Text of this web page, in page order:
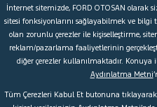
OPEL
PEUGEOT
RENAULT
SKODA
Parça
No
İkinci El Garanti
Kampanyalar
Kredi Hesaplama & Başvuru
İnternet sitemizde, FORD OTOSAN
sitesi fonksiyonlarını sağlayabilmek ve
olan zorunlu çerezler ile kişiselleştirme,
reklam/pazarlama faaliyetlerinin
diğer çerezler kullanılmaktadır. Konuya
Aydınlatma Metni
Tüm Çerezleri Kabul Et butonuna